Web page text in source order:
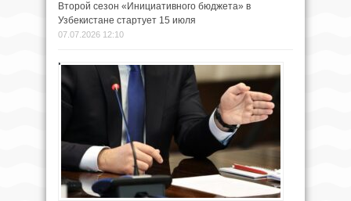
Второй сезон «Инициативного бюджета» в
Узбекистане стартует 15 июля
07.07.2026 12:10